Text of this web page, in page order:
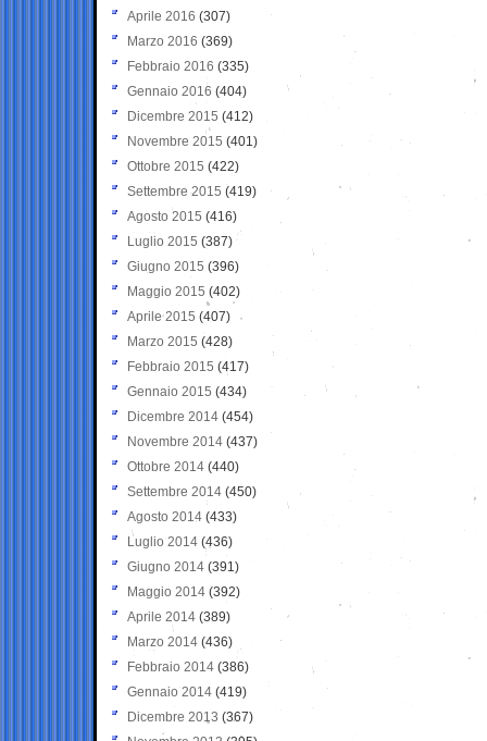
Aprile 2016 (307)
Marzo 2016 (369)
Febbraio 2016 (335)
Gennaio 2016 (404)
Dicembre 2015 (412)
Novembre 2015 (401)
Ottobre 2015 (422)
Settembre 2015 (419)
Agosto 2015 (416)
Luglio 2015 (387)
Giugno 2015 (396)
Maggio 2015 (402)
Aprile 2015 (407)
Marzo 2015 (428)
Febbraio 2015 (417)
Gennaio 2015 (434)
Dicembre 2014 (454)
Novembre 2014 (437)
Ottobre 2014 (440)
Settembre 2014 (450)
Agosto 2014 (433)
Luglio 2014 (436)
Giugno 2014 (391)
Maggio 2014 (392)
Aprile 2014 (389)
Marzo 2014 (436)
Febbraio 2014 (386)
Gennaio 2014 (419)
Dicembre 2013 (367)